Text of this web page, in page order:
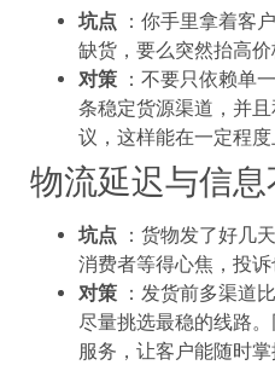
坑点 ：你手里拿着客
缺货，要么突然抬高价
对策 ：不要只依赖单
条稳定货源渠道，并
议，这样能在一定程度
物流延迟与信
坑点 ：货物发了好几
消费者等得心焦，投诉
对策 ：发货前多渠道
尽量挑选最稳的线路
服务，让客户能随时掌